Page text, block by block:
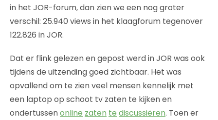
in het JOR-forum, dan zien we een nog groter
verschil: 25.940 views in het klaagforum tegenover
122.826 in JOR.
Dat er flink gelezen en gepost werd in JOR was ook
tijdens de uitzending goed zichtbaar. Het was
opvallend om te zien veel mensen kennelijk met
een laptop op schoot tv zaten te kijken en
ondertussenonline zaten te discussiëren. Toen er